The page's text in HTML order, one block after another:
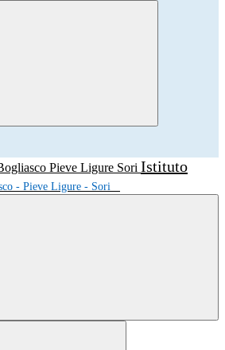
Istituto
- Pieve Ligure - Sori